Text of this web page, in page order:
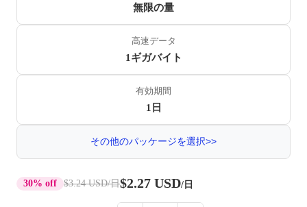
無限の量
高速データ
1ギガバイト
有効期間
1日
その他のパッケージを選択>>
30% off $3.24 USD/日$2.27 USD/日